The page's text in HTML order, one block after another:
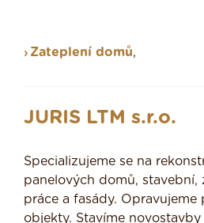
Zateplení domů,
JURIS LTM s.r.o.
Specializujeme se na
panelových domů, stavební,
práce a fasády. Opravujeme
objekty. Stavíme